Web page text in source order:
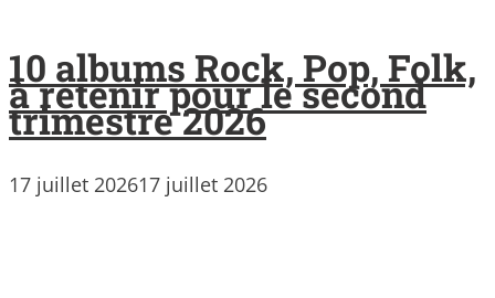
10 albums Rock, Pop, Folk,
à retenir pour le second
trimestre 2026
17 juillet 202617 juillet 2026